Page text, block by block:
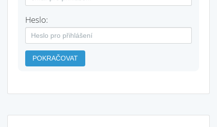
Heslo:
POKRAČOVAT